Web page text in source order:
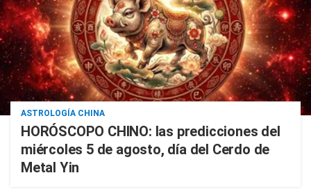
ASTROLOGÍA CHINA
HORÓSCOPO CHINO: las predicciones del
miércoles 5 de agosto, día del Cerdo de
Metal Yin